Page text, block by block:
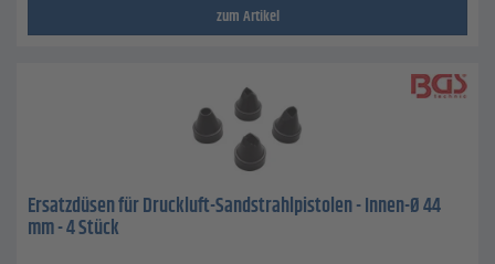
zum Artikel
Ersatzdüsen für Druckluft-Sandstrahlpistolen - Innen-Ø 44
mm - 4 Stück